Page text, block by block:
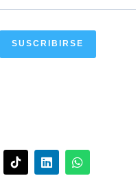
SUSCRIBIRSE
L
i
W
h